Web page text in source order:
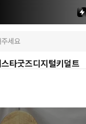
스타굿즈디지털키덜트